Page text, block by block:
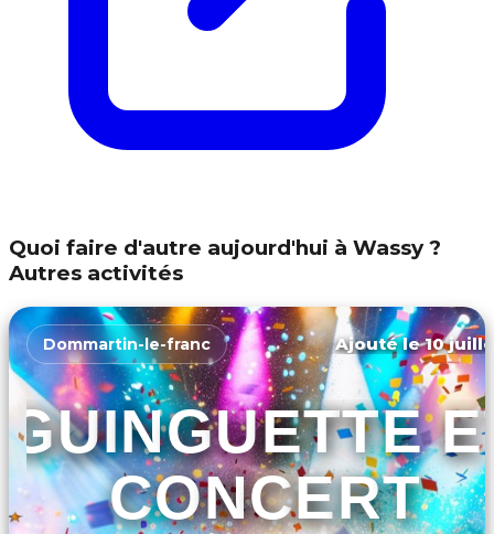
Quoi faire d'autre aujourd'hui à Wassy ?
Autres activités
Dommartin-le-franc Ajouté le 10
GUINGUETTE
CONCERT